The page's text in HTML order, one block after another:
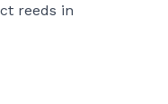
reeds in